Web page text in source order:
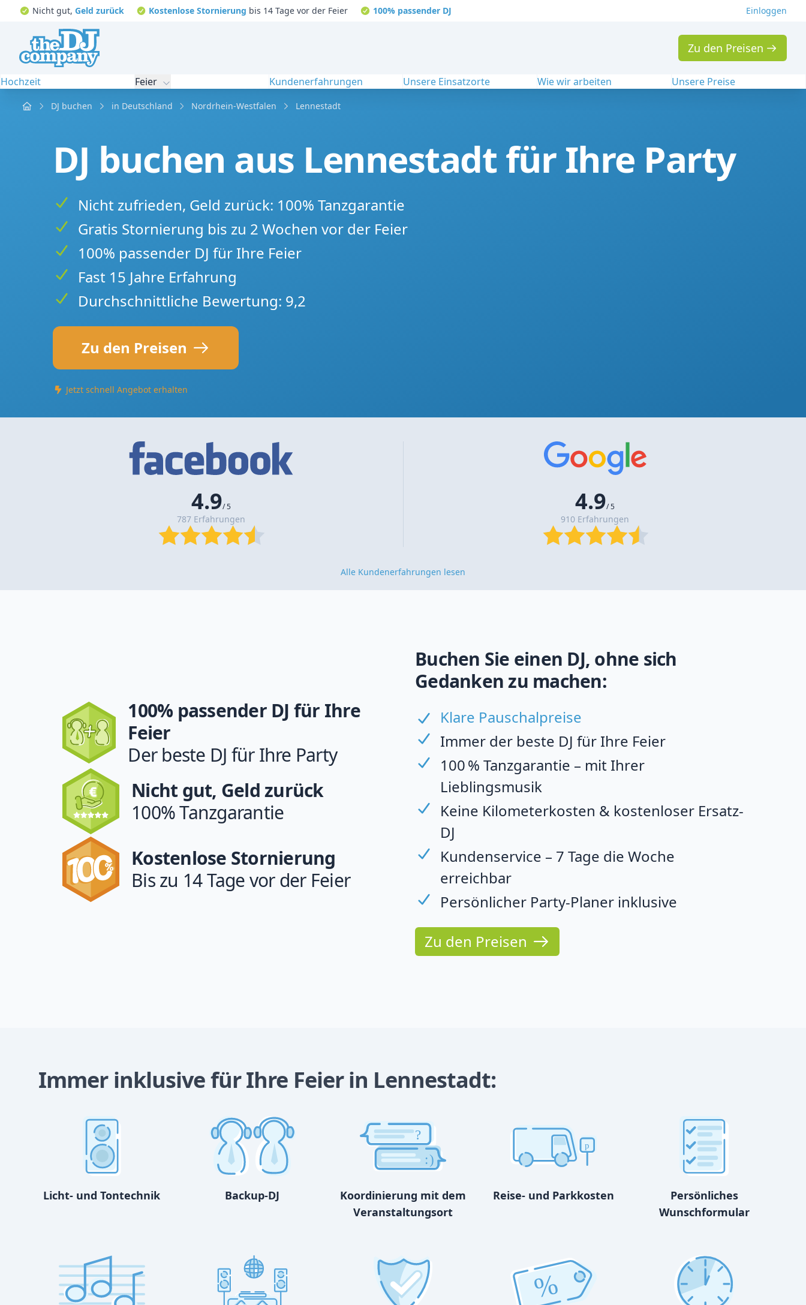
Nicht gut, Geld zurück Kostenlose Stornierung bis 14 Tage vor der Feier 100% passender DJ Einloggen
Zu den Preisen
Hochzeit Feier Kundenerfahrungen Unsere Einsatzorte Wie wir arbeiten Unsere Preise
Home DJ buchen in Deutschland Nordrhein-Westfalen Lennestadt
DJ buchen aus Lennestadt für Ihre Party
Nicht zufrieden, Geld zurück: 100% Tanzgarantie
Gratis Stornierung bis zu 2 Wochen vor der Feier
100% passender DJ für Ihre Feier
Fast 15 Jahre Erfahrung
Durchschnittliche Bewertung: 9,2
Zu den Preisen
Jetzt schnell Angebot erhalten
4.9/ 5
787 Erfahrungen
4.9/ 5
910 Erfahrungen
Alle Kundenerfahrungen lesen
100% passender DJ für Ihre
Feier
Der beste DJ für Ihre Party
Nicht gut, Geld zurück
100% Tanzgarantie
Kostenlose Stornierung
Bis zu 14 Tage vor der Feier
Buchen Sie einen DJ, ohne sich
Gedanken zu machen:
Klare Pauschalpreise
Immer der beste DJ für Ihre Feier
100 % Tanzgarantie – mit Ihrer
Lieblingsmusik
Keine Kilometerkosten & kostenloser Ersatz-
DJ
Kundenservice – 7 Tage die Woche
erreichbar
Persönlicher Party-Planer inklusive
Zu den Preisen
Immer inklusive für Ihre Feier in Lennestadt:
Licht- und Tontechnik Backup-DJ
?
:)
Koordinierung mit dem
Veranstaltungsort
p
Reise- und Parkkosten
Persönliches
Wunschformular
%